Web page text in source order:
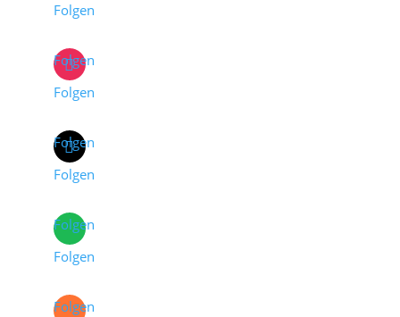
Folgen
Folgen
Folgen
Folgen
Folgen
Folgen
Folgen
Folgen